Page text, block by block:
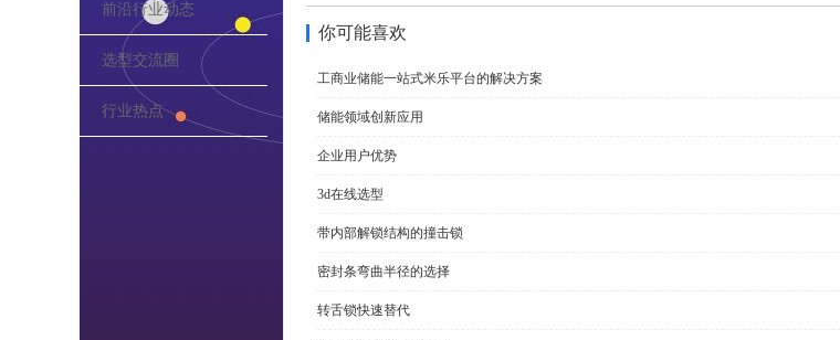
前沿行业动态
选型交流圈
行业热点
你可能喜欢
工商业储能一站式米乐平台的解决方案
储能领域创新应用
企业用户优势
3d在线选型
带内部解锁结构的撞击锁
密封条弯曲半径的选择
转舌锁快速替代